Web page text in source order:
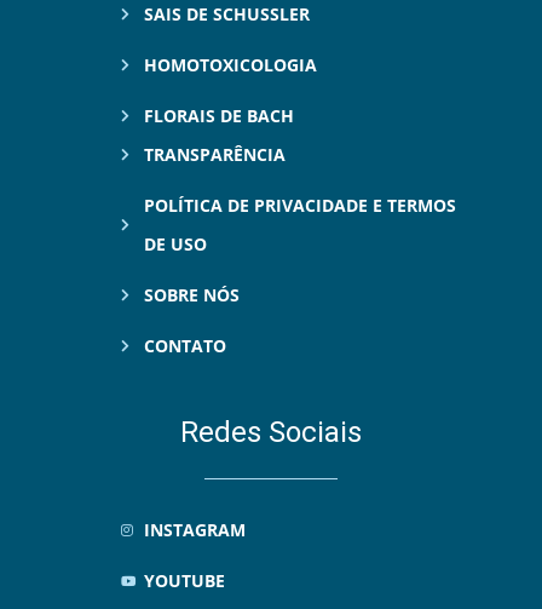
SAIS DE SCHUSSLER
HOMOTOXICOLOGIA
FLORAIS DE BACH
TRANSPARÊNCIA
POLÍTICA DE PRIVACIDADE E TERMOS
DE USO
SOBRE NÓS
CONTATO
Redes Sociais
INSTAGRAM
YOUTUBE